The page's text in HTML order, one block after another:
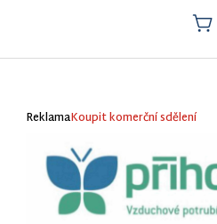
ReklamaKoupit komerční sdělení